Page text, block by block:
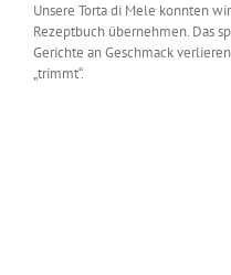
Unsere Torta di Mele konnten
Rezeptbuch übernehmen. Das
Gerichte an Geschmack
„trimmt“.